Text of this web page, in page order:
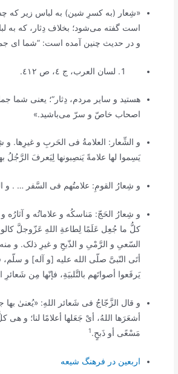
«شِعار (به کسرِ شین) به لباس زیر که
است گفته می‌شود؛ بخلاف دِثار، که به
و در حدیث چنین آمده است: ”شما ای
لسان العرب، ج ٤، ص ٤١٢.
هستید و سایر مردم، دِثار“؛ یعنی شما
اصحاب خاصّ و سرّ می‌باشید.»
و الشِّعار: العلامةُ فی الحَربِ و غیرِها. و
یَسِموا لها علامةً یَنصِبونها لِیَعرفَ الرَّجُلُ
و شِعارُ القومِ: علامتُهم فی السَّفر … . و
و شِعارُ الحَجّ: مَناسکُه و علاماتُه و آثارُه
کلُّ ما جُعِل عَلَمًا لِطاعةِ اللهِ عَزّوجلَّ
السّعیِ و الرَّمْیِ و الذّبحِ و غیرِ ذلک. و
أتَی النّبیَّ صلّی الله علیه [و آله] و
یَرفَعوا أصواتَهم بالتَّلبیَةِ،‌ فإنّها مِن
و قال الزَّجّاجُ فی شَعائر اللهِ: «یُعنیٰ بها
أشعَرَها اللهُ، أیْ جَعَلها أعلامًا لنا؛ و
مَسْعًی أو ذَبحٍ.
1
اربعین در فرهنگ شیعه